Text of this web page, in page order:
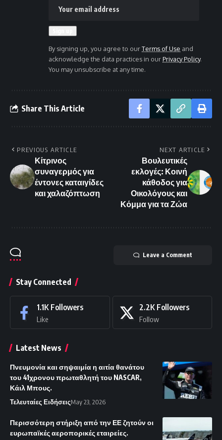
By signing up, you agree to ourTerms of Use and
acknowledge the data practices in ourPrivacy Policy.
You may unsubscribe at any time.
Share This Article
PREVIOUS ARTICLE
Κίτρινος
συναγερμός για
έντονες καταιγίδες
και χαλαζόπτωση
NEXT ARTICLE
Βουλευτικές
εκλογές: Κοινή
κάθοδος για
Οικολόγους και
Κόμμα για τα Ζώα
Leave a Comment
Stay Connected
1.1K Followers
Like
2.2K Followers
Follow
Latest News
Πνευμονία και σηψαιμία η αιτία θανάτου
του 41χρονου πρωταθλητή του NASCAR,
Κάιλ Μπους.
Τελευταίες ΕιδήσειςMay 23, 2026
Περισσότερη στήριξη από την ΕΕ ζητούν οι
ευρωπαϊκές αεροπορικές εταιρείες.